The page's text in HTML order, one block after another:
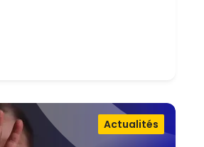
Actualités